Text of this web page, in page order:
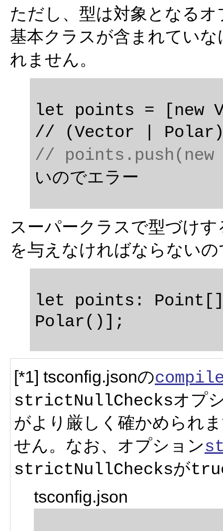
ただし、型は対象となる
基本クラスが含まれてい
れません。
let points = [new
//
スーパークラスで型づけ
を与えなければならない
let points: Point[]
[*1] tsconfig.jsonの
strictNullChecksオプ
がより厳しく確かめられ
せん。なお、オプション
strictNullChecksが
tsconfig.json